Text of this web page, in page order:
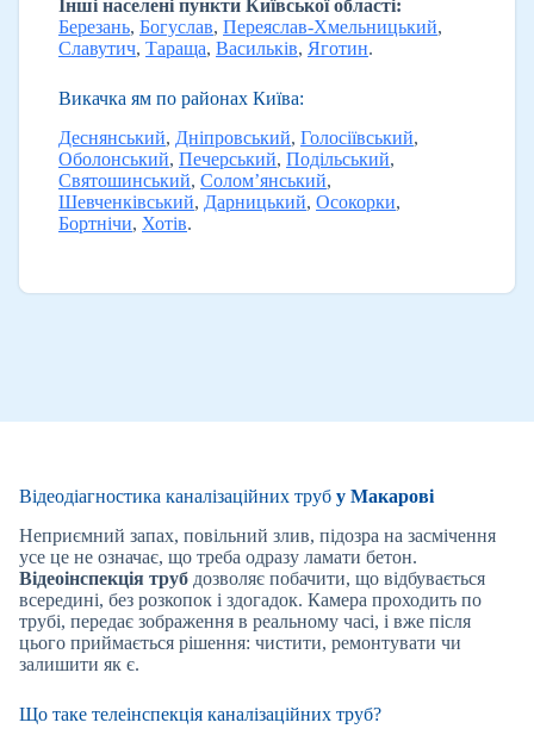
Інші населені пункти Київської області:
Березань, Богуслав, Переяслав-Хмельницький,
Славутич, Тараща, Васильків, Яготин.
Викачка ям по районах Київа:
Деснянський, Дніпровський, Голосіївський,
Оболонський, Печерський, Подільський,
Святошинський, Солом’янський,
Шевченківський, Дарницький, Осокорки,
Бортнічи, Хотів.
Відеодіагностика каналізаційних труб у Макарові
Неприємний запах, повільний злив, підозра на засмічення
усе це не означає, що треба одразу ламати бетон.
Відеоінспекція труб дозволяє побачити, що відбувається
всередині, без розкопок і здогадок. Камера проходить по
трубі, передає зображення в реальному часі, і вже після
цього приймається рішення: чистити, ремонтувати чи
залишити як є.
Що таке телеінспекція каналізаційних труб?